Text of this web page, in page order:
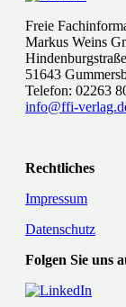
Freie
Markus Weins
51643
Telefon: 02263
info@ffi-
Rechtliches
Impressum
Datenschutz
Folgen Sie uns